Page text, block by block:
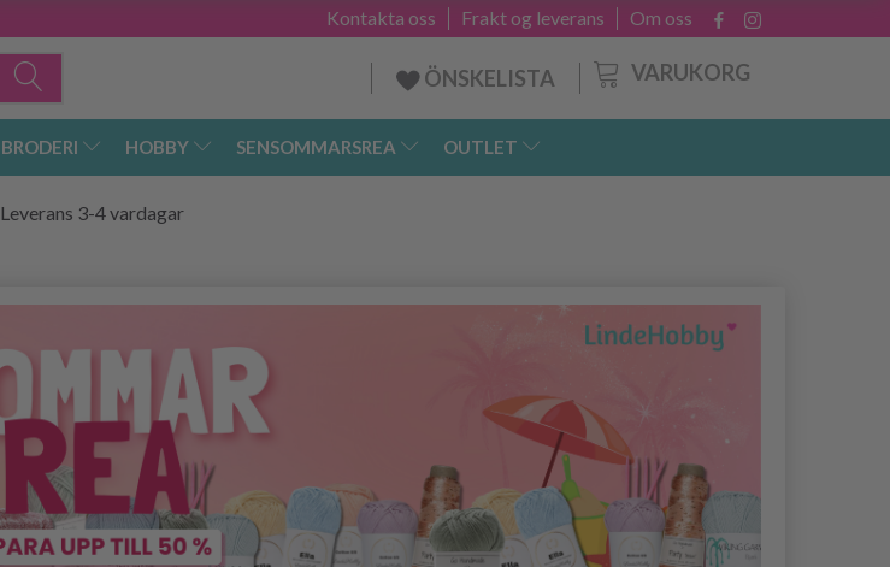
Om oss
Frakt og leverans
Kontakta oss
VARUKORG
ÖNSKELISTA
BRODERI HOBBY SENSOMMARSREA OUTLET
Leverans 3-4 vardagar